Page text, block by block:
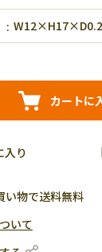
カートに
入り
い物で送料無料
いて